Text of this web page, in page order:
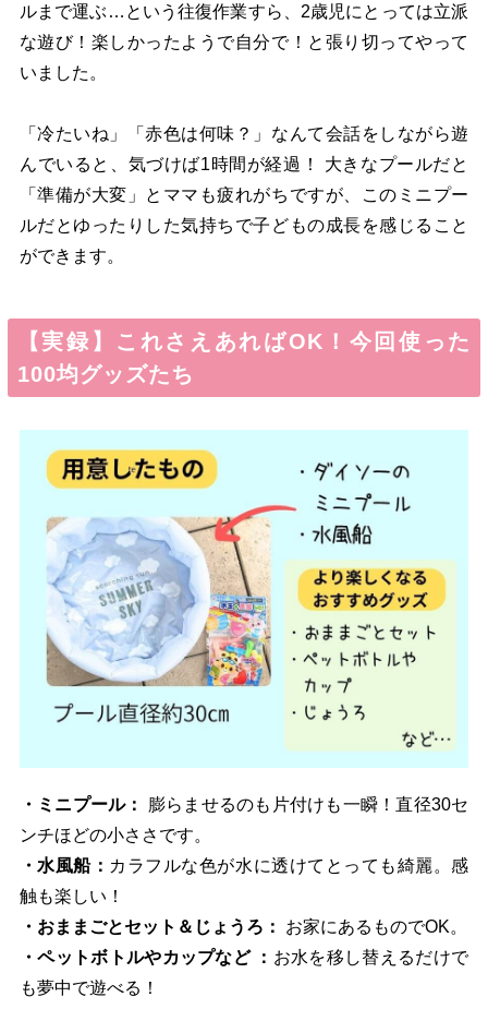
ルまで運ぶ…という往復作業すら、2歳児にとっては立派
な遊び！楽しかったようで自分で！と張り切ってやって
いました。
「冷たいね」「赤色は何味？」なんて会話をしながら遊
んでいると、気づけば1時間が経過！ 大きなプールだと
「準備が大変」とママも疲れがちですが、このミニプー
ルだとゆったりした気持ちで子どもの成長を感じること
ができます。
【実録】これさえあればOK！今回使った
100均グッズたち
・ミニプール：
膨らませるのも片付けも一瞬！直径30セ
ンチほどの小ささです。
・水風船： カラフルな色が水に透けてとっても綺麗。感
触も楽しい！
・おままごとセット＆じょうろ：
お家にあるものでOK。
・ペットボトルやカップなど ： お水を移し替えるだけで
も夢中で遊べる！